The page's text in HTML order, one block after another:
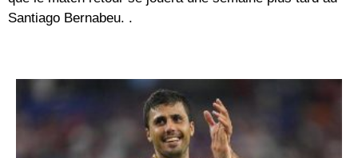
Santiago Bernabeu. .